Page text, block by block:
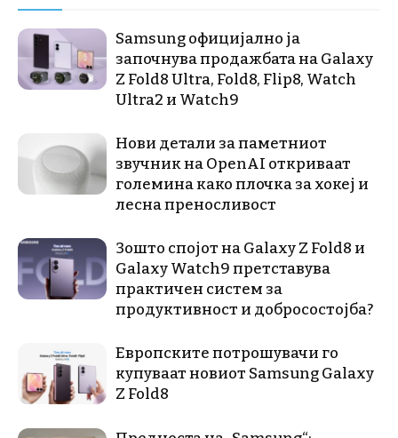
Samsung официјално ја
започнува продажбата на Galaxy
Z Fold8 Ultra, Fold8, Flip8, Watch
Ultra2 и Watch9
Нови детали за паметниот
звучник на OpenAI откриваат
големина како плочка за хокеј и
лесна преносливост
Зошто спојот на Galaxy Z Fold8 и
Galaxy Watch9 претставува
практичен систем за
продуктивност и добросостојба?
Европските потрошувачи го
купуваат новиот Samsung Galaxy
Z Fold8